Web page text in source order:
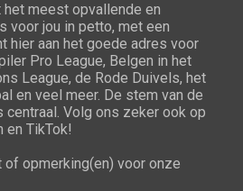
meest opvallende en
voor jou in petto, met een
hier aan het goede adres voor
Pro League, Belgen in het
League, de Rode Duivels, het
en veel meer. De stem van de
Volg ons zeker ook op
en TikTok!
opmerking(en) voor onze